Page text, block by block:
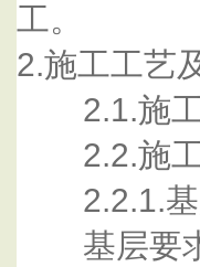
工。
2.施工工艺
2.1.施工
2.2.施工
2.2.1.基
基层要求